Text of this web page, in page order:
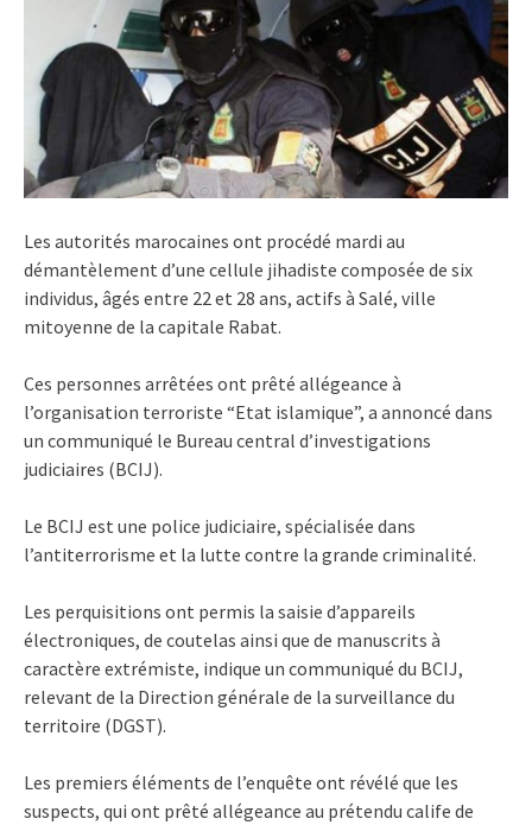
Les autorités marocaines ont procédé mardi au
démantèlement d’une cellule jihadiste composée de six
individus, âgés entre 22 et 28 ans, actifs à Salé, ville
mitoyenne de la capitale Rabat.
Ces personnes arrêtées ont prêté allégeance à
l’organisation terroriste “Etat islamique”, a annoncé dans
un communiqué le Bureau central d’investigations
judiciaires (BCIJ).
Le BCIJ est une police judiciaire, spécialisée dans
l’antiterrorisme et la lutte contre la grande criminalité.
Les perquisitions ont permis la saisie d’appareils
électroniques, de coutelas ainsi que de manuscrits à
caractère extrémiste, indique un communiqué du BCIJ,
relevant de la Direction générale de la surveillance du
territoire (DGST).
Les premiers éléments de l’enquête ont révélé que les
suspects, qui ont prêté allégeance au prétendu calife de